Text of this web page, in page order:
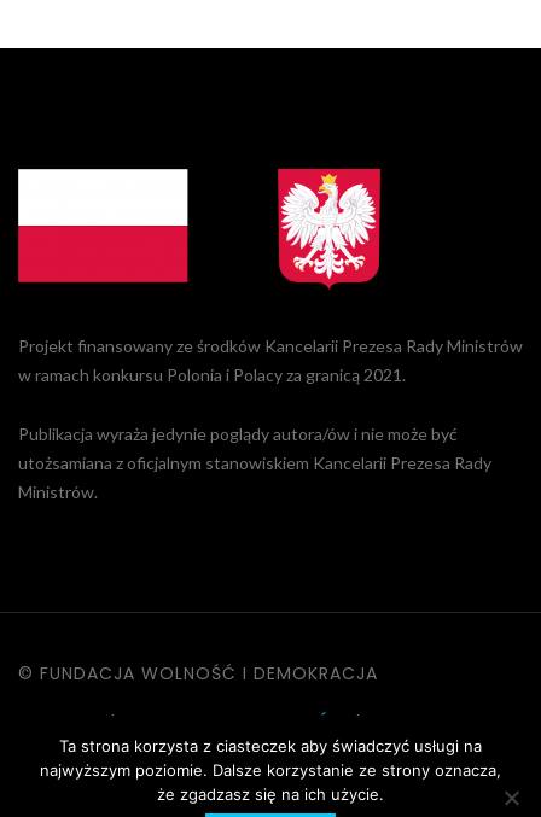
Projekt finansowany ze środków Kancelarii Prezesa Rady Ministrów
w ramach konkursu Polonia i Polacy za granicą 2021.
Publikacja wyraża jedynie poglądy autora/ów i nie może być
utożsamiana z oficjalnym stanowiskiem Kancelarii Prezesa Rady
Ministrów.
© FUNDACJA WOLNOŚĆ I DEMOKRACJA
| POLITYKA PRYWATNOŚCI |
REGULAMIN STRONY
Ta strona korzysta z ciasteczek aby świadczyć usługi na
najwyższym poziomie. Dalsze korzystanie ze strony oznacza,
że zgadzasz się na ich użycie.